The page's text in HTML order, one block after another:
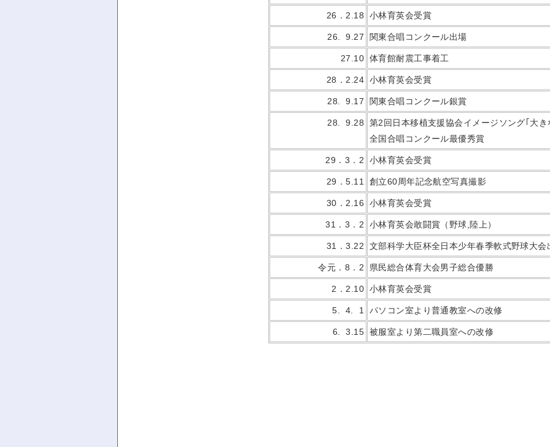
26．2.18 小林育英会受賞
26. 9.27 関東合唱コンクール出場
27.10 体育館耐震工事着工
28．2.24 小林育英会受賞
28. 9.17 関東合唱コンクール銀賞
28. 9.28
第2回日本移植支援協会イメージソング｢大
全国合唱コンクール最優秀賞
29．3．2 小林育英会受賞
29．5.11 創立60周年記念航空写真撮影
30．2.16 小林育英会受賞
31．3．2 小林育英会敢闘賞（野球,陸上）
31．3.22 文部科学大臣杯全日本少年春季軟式野球大会
令元．8．2 県民総合体育大会男子総合優勝
2．2.10 小林育英会受賞
5. 4. 1 パソコン室より普通教室への改修
6. 3.15 被服室より第二職員室への改修